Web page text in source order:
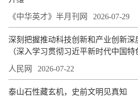
《中华英才》半月刊网 2026-07-29
深刻把握推动科技创新和产业创新深
（深入学习贯彻习近平新时代中国特
人民网 2026-07-22
泰山石性藏玄机，史前文明见真知